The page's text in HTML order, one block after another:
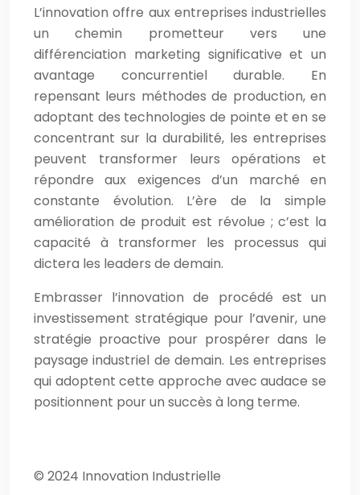
L’innovation offre aux entreprises industrielles
un chemin prometteur vers une
différenciation marketing significative et un
avantage concurrentiel durable. En
repensant leurs méthodes de production, en
adoptant des technologies de pointe et en se
concentrant sur la durabilité, les entreprises
peuvent transformer leurs opérations et
répondre aux exigences d’un marché en
constante évolution. L’ère de la simple
amélioration de produit est révolue ; c’est la
capacité à transformer les processus qui
dictera les leaders de demain.
Embrasser l’innovation de procédé est un
investissement stratégique pour l’avenir, une
stratégie proactive pour prospérer dans le
paysage industriel de demain. Les entreprises
qui adoptent cette approche avec audace se
positionnent pour un succès à long terme.
© 2024 Innovation Industrielle